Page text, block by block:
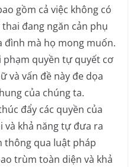
gồm cả việc không có
đang ngăn cản phụ
đình mà họ mong muốn.
phạm quyền tự quyết cơ
và vấn đề này đe dọa
của chúng ta.
đẩy các quyền của
và khả năng tự đưa ra
thông qua luật pháp
trùm toàn diện và khả